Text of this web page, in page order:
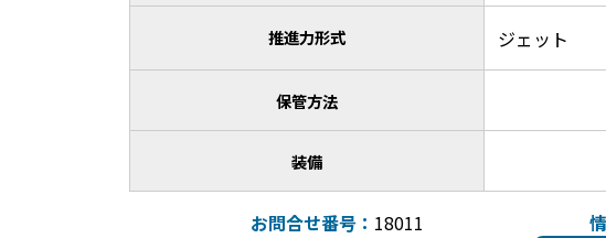
推進力形式 ジェット
保管方法
装備
お問合せ番号： 18011